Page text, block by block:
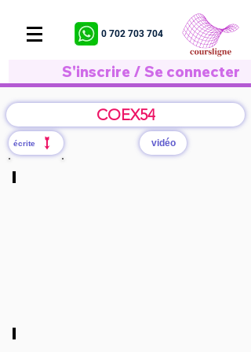
0 702 703 704
S'inscrire / Se connecter
COEX54
écrite vidéo